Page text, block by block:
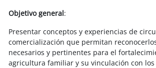
Objetivo general:
Presentar conceptos y experiencias de
comercialización que permitan
necesarios y pertinentes para el
agricultura familiar y su vinculación con los